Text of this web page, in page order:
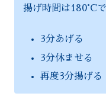
揚げ時間は180°Cで
3分あげる
3分休ませる
再度3分揚げる